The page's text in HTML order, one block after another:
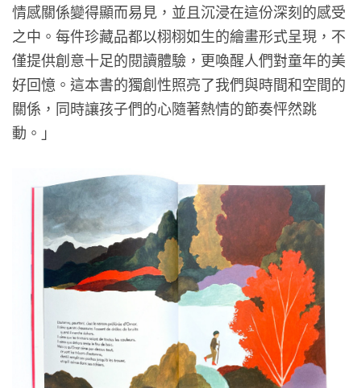
情感關係變得顯而易見，並且沉浸在這份深刻的感受
之中。每件珍藏品都以栩栩如生的繪畫形式呈現，不
僅提供創意十足的閱讀體驗，更喚醒人們對童年的美
好回憶。這本書的獨創性照亮了我們與時間和空間的
關係，同時讓孩子們的心隨著熱情的節奏怦然跳
動。」